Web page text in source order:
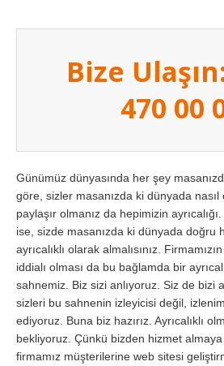
Bize
470 00
Günümüz dünyasında her şey
göre, sizler masanızda ki dünyada nasıl
paylaşır olmanız da hepimizin
ise, sizde masanızda ki dünyada doğru
ayrıcalıklı olarak almalısınız.
iddialı olması da bu bağlamda bir
sahnemiz. Biz sizi anlıyoruz. Siz de bizi
sizleri bu sahnenin izleyicisi değil,
ediyoruz. Buna biz hazırız. Ayrıcalıklı
bekliyoruz. Çünkü bizden hizmet
firmamız müşterilerine web sitesi